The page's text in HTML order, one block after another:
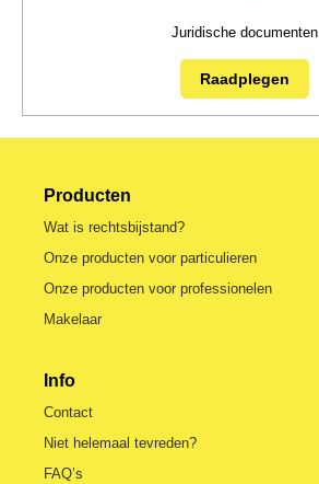
Juridische documenten
Raadplegen
Producten
Wat is rechtsbijstand?
Onze producten voor particulieren
Onze producten voor professionelen
Makelaar
Info
Contact
Niet helemaal tevreden?
FAQ’s